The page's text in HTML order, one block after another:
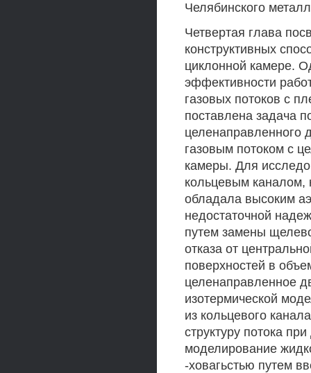
Челябинского
Четвертая глава
конструктивных
циклонной камере.
эффективности
газовых потоков с
поставлена задача
целенаправленного
газовым потоком с
камеры. Для
кольцевым каналом,
обладала высоким
недостаточной
путем замены
отказа от
поверхностей в
целенаправленное
изотермической
из кольцевого
структуру потока
моделирование
-ховагьстью путем